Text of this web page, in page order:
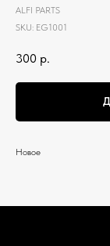
ALFI PARTS
SKU: EG1001
300 р.
Новое